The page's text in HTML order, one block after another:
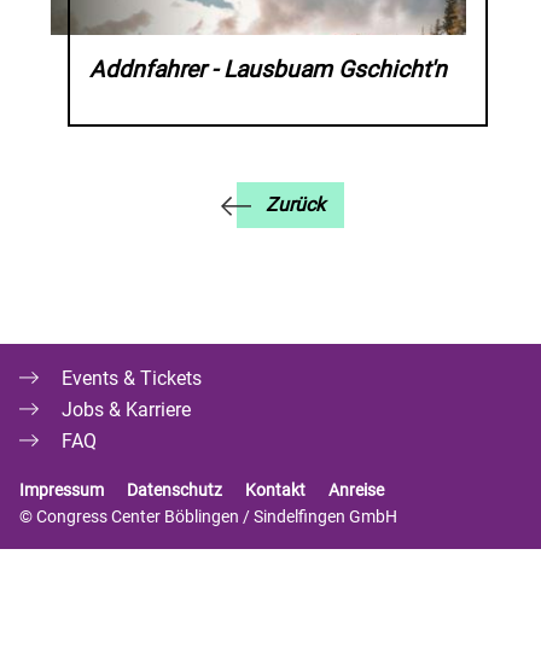
Addnfahrer - Lausbuam Gschicht'n
Zurück
Events & Tickets
Jobs & Karriere
FAQ
Impressum Datenschutz Kontakt
Anreise
© Congress Center Böblingen / Sindelfingen GmbH